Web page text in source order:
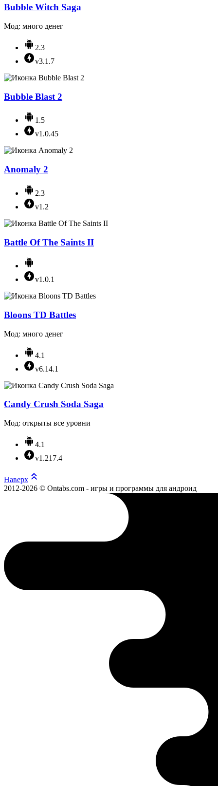
Bubble Witch Saga
Мод: много денег
2.3
v3.1.7
Bubble Blast 2
1.5
v1.0.45
Anomaly 2
2.3
v1.2
Battle Of The Saints II
v1.0.1
Bloons TD Battles
Мод: много денег
4.1
v6.14.1
Candy Crush Soda Saga
Мод: открыты все уровни
4.1
v1.217.4
Наверх
2012-2026 © Ontabs.com - игры и программы для андроид